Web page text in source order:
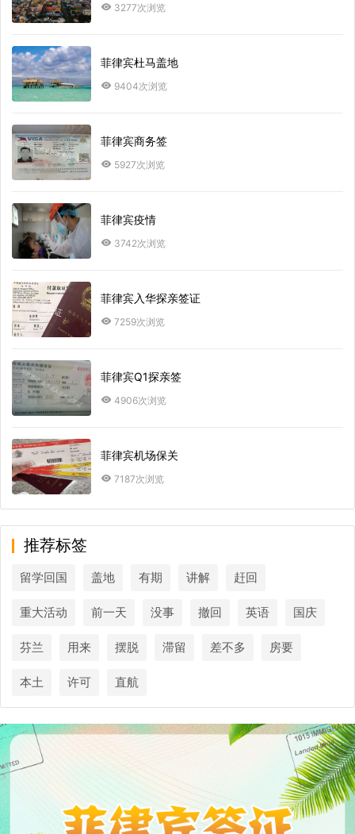
3277次浏览
菲律宾杜马盖地
9404次浏览
菲律宾商务签
5927次浏览
菲律宾疫情
3742次浏览
菲律宾入华探亲签证
7259次浏览
菲律宾Q1探亲签
4906次浏览
菲律宾机场保关
7187次浏览
推荐标签
留学回国 盖地 有期 讲解 赶回
重大活动 前一天 没事 撤回 英语 国庆
芬兰 用来 摆脱 滞留 差不多 房要
本土 许可 直航